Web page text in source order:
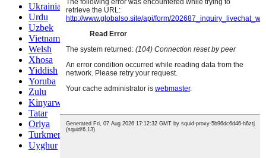
Ukrainian
Urdu
Uzbek
Vietnamese
Welsh
Xhosa
Yiddish
Yoruba
Zulu
Kinyarwanda
Tatar
Oriya
Turkmen
Uyghur